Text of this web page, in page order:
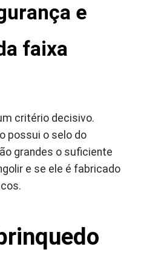
e
faixa
critério decisivo.
possui o selo do
grandes o suficiente
e se ele é fabricado